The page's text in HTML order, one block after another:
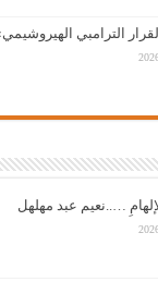
الترامبي
…..نعيم عبد مهلهل